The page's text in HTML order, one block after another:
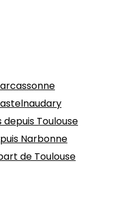
depuis Toulouse
Narbonne
de Toulouse